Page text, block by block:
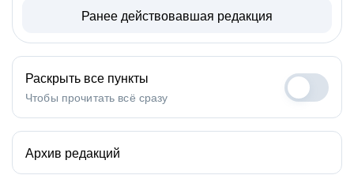
Ранее действовавшая редакция
Раскрыть все пункты
Чтобы прочитать всё сразу
Архив редакций